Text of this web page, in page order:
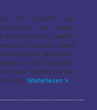
für YUKIOR, die
Ugra, mit einem
Meisterschaft, Zweiter
Spielen stand
Khabibullin am Rande
er für Gazprom-
hat bereits einige
Vision Weiterlesen »